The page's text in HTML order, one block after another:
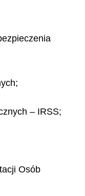
– IRSS;
Osób